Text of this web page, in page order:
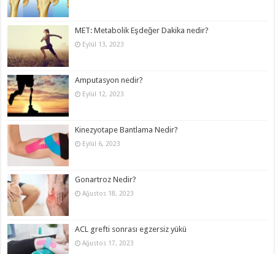
MET: Metabolik Eşdeğer Dakika nedir?
Eylül 13, 2023
Amputasyon nedir?
Eylül 12, 2023
Kinezyotape Bantlama Nedir?
Eylül 6, 2023
Gonartroz Nedir?
Ağustos 18, 2023
ACL grefti sonrası egzersiz yükü
Ağustos 17, 2023